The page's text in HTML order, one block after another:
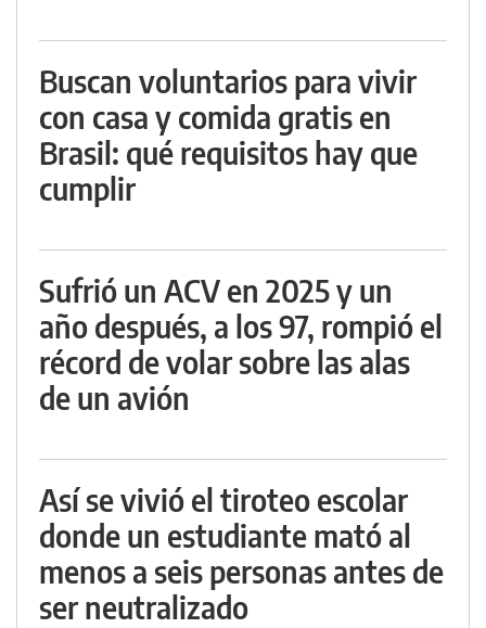
Buscan voluntarios para vivir
con casa y comida gratis en
Brasil: qué requisitos hay que
cumplir
Sufrió un ACV en 2025 y un
año después, a los 97, rompió el
récord de volar sobre las alas
de un avión
Así se vivió el tiroteo escolar
donde un estudiante mató al
menos a seis personas antes de
ser neutralizado